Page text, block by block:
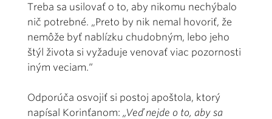
Treba sa usilovať o to, aby nikomu nechýbalo
nič potrebné. „Preto by nik nemal hovoriť, že
nemôže byť nablízku chudobným, lebo jeho
štýl života si vyžaduje venovať viac pozornosti
iným veciam.“
Odporúča osvojiť si postoj apoštola, ktorý
napísal Korinťanom: „Veď nejde o to, aby sa